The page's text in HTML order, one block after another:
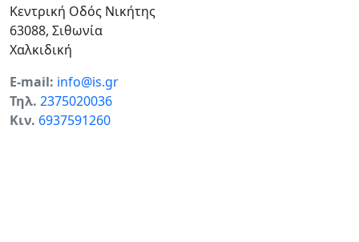
Κεντρική Οδός Νικήτης
63088, Σιθωνία
Χαλκιδική
E-mail: info@is.gr
Τηλ. 2375020036
Κιν. 6937591260